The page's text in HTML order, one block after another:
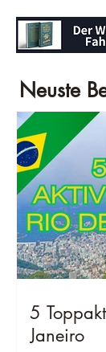
Neuste
5
Janeiro